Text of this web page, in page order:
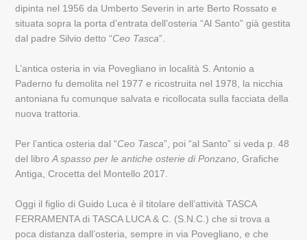
dipinta nel 1956 da Umberto Severin in arte Berto Rossato e
situata sopra la porta d’entrata dell’osteria “Al Santo” già gestita
dal padre Silvio detto “Ceo Tasca”.
L’antica osteria in via Povegliano in località S. Antonio a
Paderno fu demolita nel 1977 e ricostruita nel 1978, la nicchia
antoniana fu comunque salvata e ricollocata sulla facciata della
nuova trattoria.
Per l’antica osteria dal “Ceo Tasca”, poi “al Santo” si veda p. 48
del libroA spasso per le antiche osterie di Ponzano , Grafiche
Antiga, Crocetta del Montello 2017.
Oggi il figlio di Guido Luca è il titolare dell’attività TASCA
FERRAMENTA di TASCA LUCA & C. (S.N.C.) che si trova a
poca distanza dall’osteria, sempre in via Povegliano, e che